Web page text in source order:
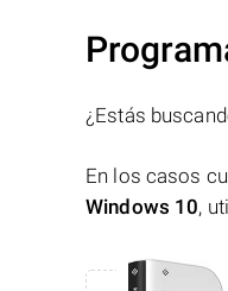
¿Estás
En los casos
Windows 10,